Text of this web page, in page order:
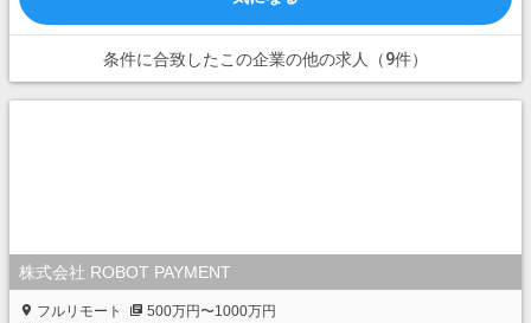
条件に合致したこの企業の他の求人（9件）
株式会社 ROBOT PAYMENT
フルリモート
500万円〜1000万円